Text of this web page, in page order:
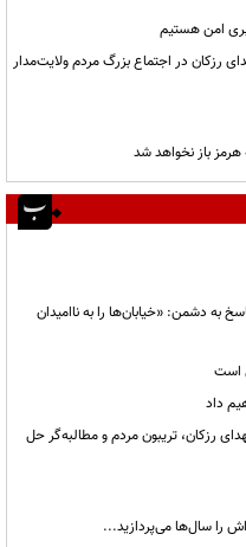
امن هستیم
رزکان در اجتماع بزرگ مردم ولایت‌مدار
هرمز باز نخواهد شد
به دشمن: «خیابان‌ها را به ناامیدان
است
داد
رزکان، تریبون مردم و مطالبه‌گر حل